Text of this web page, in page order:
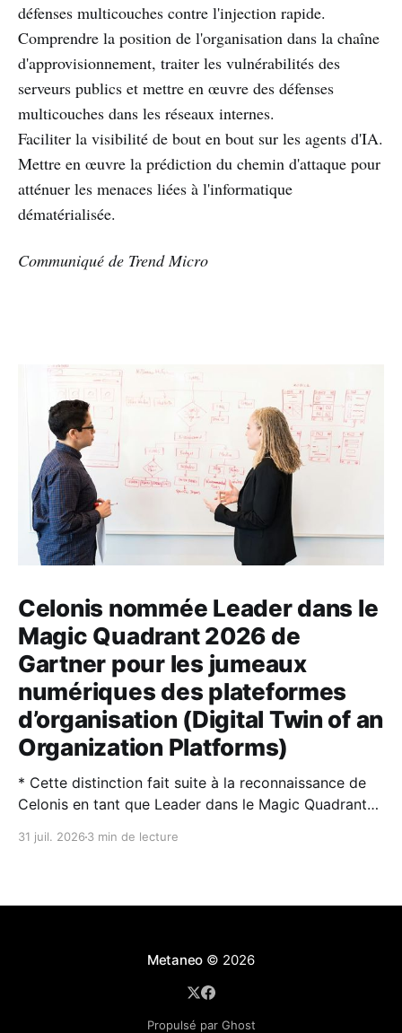
défenses multicouches contre l'injection rapide.
Comprendre la position de l'organisation dans la chaîne
d'approvisionnement, traiter les vulnérabilités des
serveurs publics et mettre en œuvre des défenses
multicouches dans les réseaux internes.
Faciliter la visibilité de bout en bout sur les agents d'IA.
Mettre en œuvre la prédiction du chemin d'attaque pour
atténuer les menaces liées à l'informatique
dématérialisée.
Communiqué de Trend Micro
Celonis nommée Leader dans le
Magic Quadrant 2026 de
Gartner pour les jumeaux
numériques des plateformes
d’organisation (Digital Twin of an
Organization Platforms)
* Cette distinction fait suite à la reconnaissance de
Celonis en tant que Leader dans le Magic Quadrant™
jumeaux numériques d’organisation (DTO) et
31 juil. 2026 3 min de lecture
Metaneo © 2026
Propulsé par Ghost